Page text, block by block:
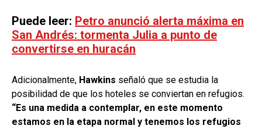
Puede leer: Petro anunció alerta máxima en
San Andrés: tormenta Julia a punto de
convertirse en huracán
Adicionalmente, Hawkins señaló que se estudia la
posibilidad de que los hoteles se conviertan en refugios.
“Es una medida a contemplar, en este momento
estamos en la etapa normal y tenemos los refugios